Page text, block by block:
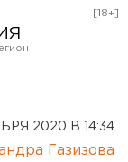
[18+]
2020 В 14:34
Газизова